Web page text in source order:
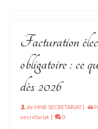
Facturation
obligatoire : ce
dès 2026
de MNB SECRETARIAT |
secrétariat | 0